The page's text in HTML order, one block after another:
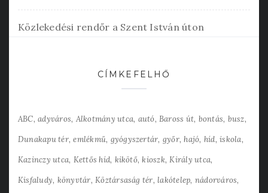
Közlekedési rendőr a Szent István úton
CÍMKEFELHŐ
ABC adyváros Alkotmány utca autó Baross út bontás busz
Dunakapu tér emlékmű gyógyszertár győr hajó híd iskola
Kazinczy utca Kettős híd kikötő kioszk Király utca
Kisfaludy könyvtár Köztársaság tér lakótelep nádorváros